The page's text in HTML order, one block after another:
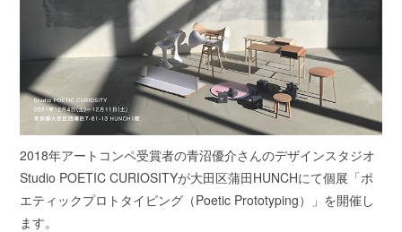
2018年アートコンペ受賞者の青沼優介さんのデザインスタジオ
Studio POETIC CURIOSITYが大田区蒲田HUNCHにて個展「ポ
エティックプロトタイピング（Poetic Prototyping）」を開催し
ます。